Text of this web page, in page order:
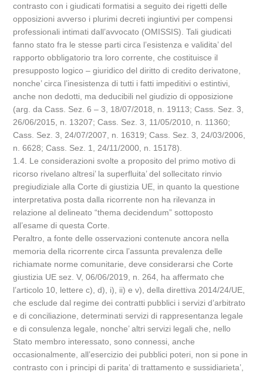
contrasto con i giudicati formatisi a seguito dei rigetti delle
opposizioni avverso i plurimi decreti ingiuntivi per compensi
professionali intimati dall’avvocato (OMISSIS). Tali giudicati
fanno stato fra le stesse parti circa l’esistenza e validita’ del
rapporto obbligatorio tra loro corrente, che costituisce il
presupposto logico – giuridico del diritto di credito derivatone,
nonche’ circa l’inesistenza di tutti i fatti impeditivi o estintivi,
anche non dedotti, ma deducibili nel giudizio di opposizione
(arg. da Cass. Sez. 6 – 3, 18/07/2018, n. 19113; Cass. Sez. 3,
26/06/2015, n. 13207; Cass. Sez. 3, 11/05/2010, n. 11360;
Cass. Sez. 3, 24/07/2007, n. 16319; Cass. Sez. 3, 24/03/2006,
n. 6628; Cass. Sez. 1, 24/11/2000, n. 15178).
1.4. Le considerazioni svolte a proposito del primo motivo di
ricorso rivelano altresi’ la superfluita’ del sollecitato rinvio
pregiudiziale alla Corte di giustizia UE, in quanto la questione
interpretativa posta dalla ricorrente non ha rilevanza in
relazione al delineato “thema decidendum” sottoposto
all’esame di questa Corte.
Peraltro, a fonte delle osservazioni contenute ancora nella
memoria della ricorrente circa l’assunta prevalenza delle
richiamate norme comunitarie, deve considerarsi che Corte
giustizia UE sez. V, 06/06/2019, n. 264, ha affermato che
l’articolo 10, lettere c), d), i), ii) e v), della direttiva 2014/24/UE,
che esclude dal regime dei contratti pubblici i servizi d’arbitrato
e di conciliazione, determinati servizi di rappresentanza legale
e di consulenza legale, nonche’ altri servizi legali che, nello
Stato membro interessato, sono connessi, anche
occasionalmente, all’esercizio dei pubblici poteri, non si pone in
contrasto con i principi di parita’ di trattamento e sussidiarieta’,